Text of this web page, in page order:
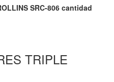
SRC-806 cantidad
TRIPLE